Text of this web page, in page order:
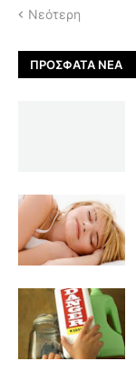
Νεότερη
ΠΡΌΣΦΑΤΑ ΝΈΑ